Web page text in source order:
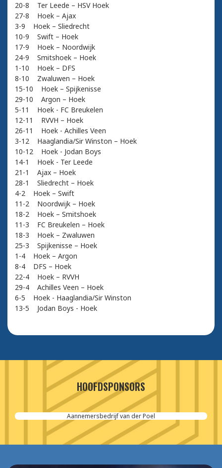
20-8 Ter Leede – HSV Hoek
27-8 Hoek – Ajax
3-9 Hoek – Sliedrecht
10-9 Swift – Hoek
17-9 Hoek – Noordwijk
24-9 Smitshoek – Hoek
1-10 Hoek – DFS
8-10 Zwaluwen – Hoek
15-10 Hoek – Spijkenisse
29-10 Argon – Hoek
5-11 Hoek - FC Breukelen
12-11 RVVH – Hoek
26-11 Hoek - Achilles Veen
3-12 Haaglandia/Sir Winston – Hoek
10-12 Hoek - Jodan Boys
14-1 Hoek - Ter Leede
21-1 Ajax – Hoek
28-1 Sliedrecht – Hoek
4-2 Hoek – Swift
11-2 Noordwijk – Hoek
18-2 Hoek – Smitshoek
11-3 FC Breukelen – Hoek
18-3 Hoek – Zwaluwen
25-3 Spijkenisse – Hoek
1-4 Hoek – Argon
8-4 DFS – Hoek
22-4 Hoek – RVVH
29-4 Achilles Veen – Hoek
6-5 Hoek - Haaglandia/Sir Winston
13-5 Jodan Boys - Hoek
HOOFDSPONSORS
Aannemersbedrijf van der Poel